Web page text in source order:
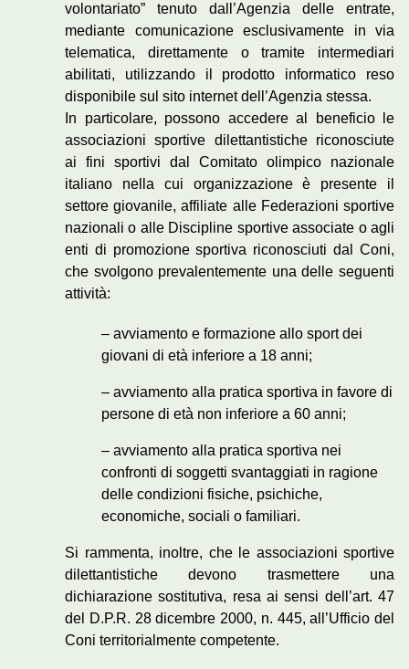
volontariato” tenuto dall’Agenzia delle entrate,
mediante comunicazione esclusivamente in via
telematica, direttamente o tramite intermediari
abilitati, utilizzando il prodotto informatico reso
disponibile sul sito internet dell’Agenzia stessa.
In particolare, possono accedere al beneficio le
associazioni sportive dilettantistiche riconosciute
ai fini sportivi dal Comitato olimpico nazionale
italiano nella cui organizzazione è presente il
settore giovanile, affiliate alle Federazioni sportive
nazionali o alle Discipline sportive associate o agli
enti di promozione sportiva riconosciuti dal Coni,
che svolgono prevalentemente una delle seguenti
attività:
– avviamento e formazione allo sport dei
giovani di età inferiore a 18 anni;
– avviamento alla pratica sportiva in favore di
persone di età non inferiore a 60 anni;
– avviamento alla pratica sportiva nei
confronti di soggetti svantaggiati in ragione
delle condizioni fisiche, psichiche,
economiche, sociali o familiari.
Si rammenta, inoltre, che le associazioni sportive
dilettantistiche devono trasmettere una
dichiarazione sostitutiva, resa ai sensi dell’art. 47
del D.P.R. 28 dicembre 2000, n. 445, all’Ufficio del
Coni territorialmente competente.